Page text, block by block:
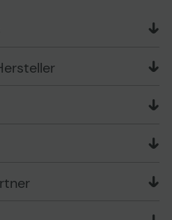
Ware und Schäden